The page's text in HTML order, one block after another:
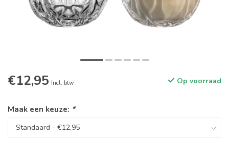
€12,95 Incl. btw Op voorraad
Maak een keuze: *